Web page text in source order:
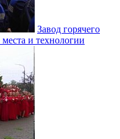
Завод горячего
и технологии